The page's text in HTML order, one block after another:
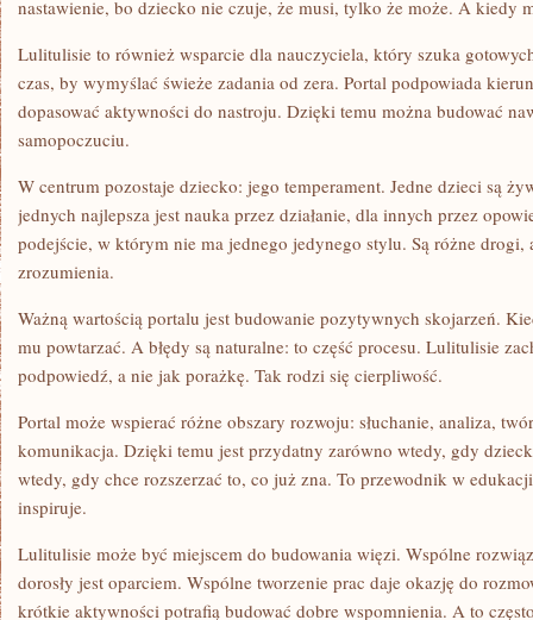
nastawienie, bo dziecko nie czuje, że musi, tylko że może. A kiedy
Lulitulisie to również wsparcie dla nauczyciela, który szuka
czas, by wymyślać świeże zadania od zera. Portal podpowiada
dopasować aktywności do nastroju. Dzięki temu można budować
samopoczuciu.
W centrum pozostaje dziecko: jego temperament. Jedne dzieci są
jednych najlepsza jest nauka przez działanie, dla innych przez
podejście, w którym nie ma jednego jedynego stylu. Są różne drogi,
zrozumienia.
Ważną wartością portalu jest budowanie pozytywnych skojarzeń.
mu powtarzać. A błędy są naturalne: to część procesu. Lulitulisie
podpowiedź, a nie jak porażkę. Tak rodzi się cierpliwość.
Portal może wspierać różne obszary rozwoju: słuchanie, analiza,
komunikacja. Dzięki temu jest przydatny zarówno wtedy, gdy
wtedy, gdy chce rozszerzać to, co już zna. To przewodnik w
inspiruje.
Lulitulisie może być miejscem do budowania więzi. Wspólne
dorosły jest oparciem. Wspólne tworzenie prac daje okazję do
krótkie aktywności potrafią budować dobre wspomnienia. A to